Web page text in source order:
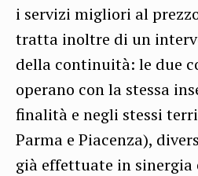
i servizi migliori al
tratta inoltre di un
della continuità: le due
operano con la stessa
finalità e negli stessi
Parma e Piacenza),
già effettuate in sinergia